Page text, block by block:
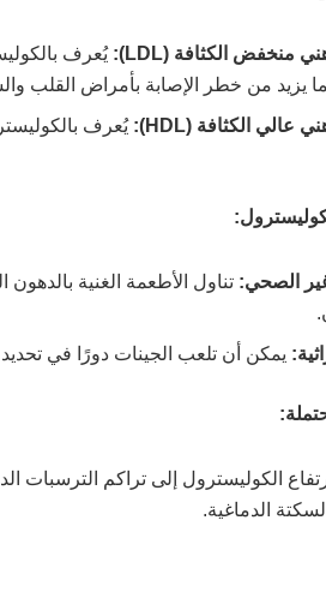
منخفض الكثافة (LDL):
يُعرف
يزيد من خطر الإصابة بأمراض القلب
عالي الكثافة (HDL):
يُعرف
:
الصحي: تناول الأطعمة الغنية بالدهون
: يمكن أن تلعب الجينات دورًا في
:
الكوليسترول إلى تراكم الترسبات
الدماغية.